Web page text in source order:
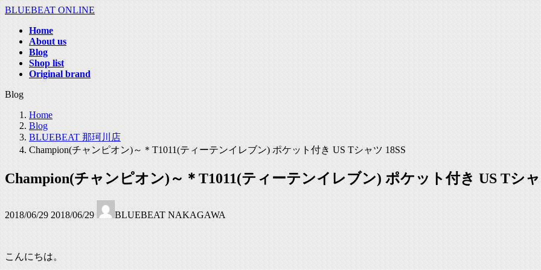
コ
ン
テ
ン
ツ
へ
ス
キ
ッ
プ
ナ
ビ
ゲ
ー
シ
ョ
ン
に
移
動
BLUEBEAT ONLINE
Home
About us
Blog
Shop list
Original brand
Blog
Home
Blog
BLUEBEAT 那珂川店
Champion(チャンピオン)～＊T1011(ティーテンイレブン) ポケット付き US Tシャツ 18SS
Champion(チャンピオン)～＊T1011(ティーテンイレブン) ポケット付き US Tシャ
2018/06/29
最
終
更
新
日
2018/06/29 BLUEBEAT NAKAGAWA
こんにちは。